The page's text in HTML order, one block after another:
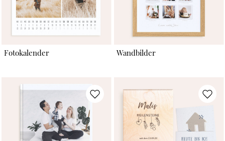
Fotokalender Wandbilder